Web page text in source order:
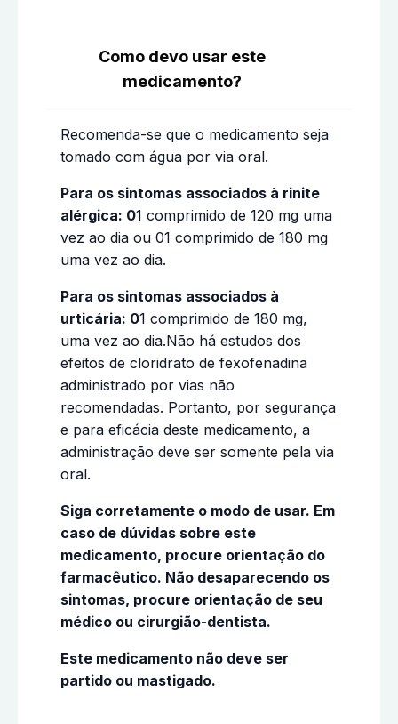
Como devo usar este
medicamento?
Recomenda-se que o medicamento seja
tomado com água por via oral.
Para os sintomas associados à rinite
alérgica: 01 comprimido de 120 mg uma
vez ao dia ou 01 comprimido de 180 mg
uma vez ao dia.
Para os sintomas associados à
urticária: 01 comprimido de 180 mg,
uma vez ao dia.Não há estudos dos
efeitos de cloridrato de fexofenadina
administrado por vias não
recomendadas. Portanto, por segurança
e para eficácia deste medicamento, a
administração deve ser somente pela via
oral.
Siga corretamente o modo de usar. Em
caso de dúvidas sobre este
medicamento, procure orientação do
farmacêutico. Não desaparecendo os
sintomas, procure orientação de seu
médico ou cirurgião-dentista.
Este medicamento não deve ser
partido ou mastigado.